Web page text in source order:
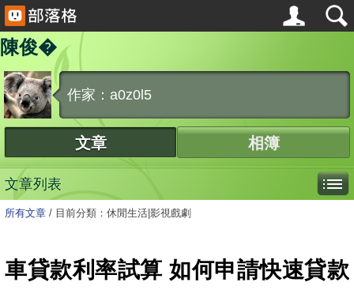
陳俊�
作家：a0z0l5
文章 相簿
文章列表
所有文章 / 目前分類：休閒生活|影視戲劇
車貸款利率試算 如何申請快速貸款